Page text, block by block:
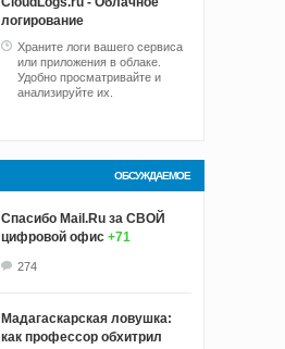
логирование
Храните логи вашего сервиса
или приложения в облаке.
Удобно просматривайте и
анализируйте их.
ОБСУЖДАЕМОЕ
Спасибо Mail.Ru за СВОЙ
цифровой офис +71
274
Мадагаскарская ловушка:
как профессор обхитрил